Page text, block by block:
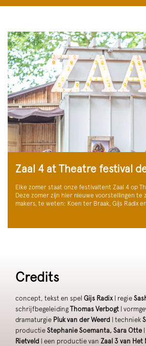
Zaal 4 at Theatre festival
Elke zomer staat onze festivaltent Zaal 4 op
Deze zomer zijn hier nieuwe voorstellingen te
makers, te weten: Koen ter Braak, Gijs Radix
Credits
concept, tekst en spel Gijs Radix | regie
schrijfbegeleiding Thomas Verbogt |
dramaturgie Pluk van der Weerd | techniek
productie Stephanie Soemanta, Sara Otte
Rietveld
| een productie van Zaal 3 van Het